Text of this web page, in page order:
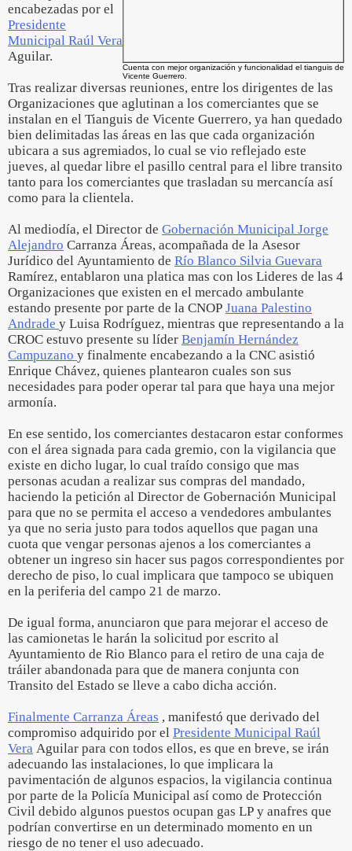
Cuenta con mejor organización y funcionalidad el tianguis de
Vicente Guerrero.
encabezadas por el
Presidente
Municipal Raúl Vera
Aguilar.
Tras realizar diversas reuniones, entre los dirigentes de las
Organizaciones que aglutinan a los comerciantes que se
instalan en el Tianguis de Vicente Guerrero, ya han quedado
bien delimitadas las áreas en las que cada organización
ubicara a sus agremiados, lo cual se vio reflejado este
jueves, al quedar libre el pasillo central para el libre transito
tanto para los comerciantes que trasladan su mercancía así
como para la clientela.
Al mediodía, el Director de Gobernación Municipal Jorge
Alejandro Carranza Áreas, acompañada de la Asesor
Jurídico del Ayuntamiento de Río Blanco Silvia Guevara
Ramírez, entablaron una platica mas con los Lideres de las 4
Organizaciones que existen en el mercado ambulante
estando presente por parte de la CNOP Juana Palestino
Andrade y Luisa Rodríguez, mientras que representando a la
CROC estuvo presente su líder Benjamín Hernández
Campuzano y finalmente encabezando a la CNC asistió
Enrique Chávez, quienes plantearon cuales son sus
necesidades para poder operar tal para que haya una mejor
armonía.
En ese sentido, los comerciantes destacaron estar conformes
con el área signada para cada gremio, con la vigilancia que
existe en dicho lugar, lo cual traído consigo que mas
personas acudan a realizar sus compras del mandado,
haciendo la petición al Director de Gobernación Municipal
para que no se permita el acceso a vendedores ambulantes
ya que no seria justo para todos aquellos que pagan una
cuota que vengar personas ajenos a los comerciantes a
obtener un ingreso sin hacer sus pagos correspondientes por
derecho de piso, lo cual implicara que tampoco se ubiquen
en la periferia del campo 21 de marzo.
De igual forma, anunciaron que para mejorar el acceso de
las camionetas le harán la solicitud por escrito al
Ayuntamiento de Rio Blanco para el retiro de una caja de
tráiler abandonada para que de manera conjunta con
Transito del Estado se lleve a cabo dicha acción.
Finalmente Carranza Áreas , manifestó que derivado del
compromiso adquirido por el Presidente Municipal Raúl
Vera Aguilar para con todos ellos, es que en breve, se irán
adecuando las instalaciones, lo que implicara la
pavimentación de algunos espacios, la vigilancia continua
por parte de la Policía Municipal así como de Protección
Civil debido algunos puestos ocupan gas LP y anafres que
podrían convertirse en un determinado momento en un
riesgo de no tener el uso adecuado.